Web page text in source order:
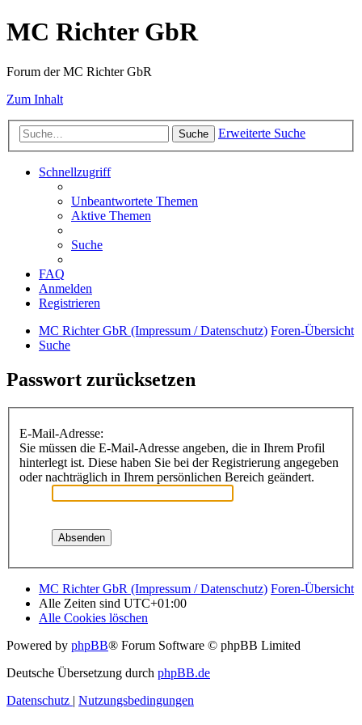
MC Richter GbR
Forum der MC Richter GbR
Zum Inhalt
Suche Erweiterte Suche
Schnellzugriff
Unbeantwortete Themen
Aktive Themen
Suche
FAQ
Anmelden
Registrieren
MC Richter GbR (Impressum / Datenschutz) Foren-Übersicht
Suche
Passwort zurücksetzen
E-Mail-Adresse:
Sie müssen die E-Mail-Adresse angeben, die in Ihrem Profil
hinterlegt ist. Diese haben Sie bei der Registrierung angegeben
oder nachträglich in Ihrem persönlichen Bereich geändert.
MC Richter GbR (Impressum / Datenschutz) Foren-Übersicht
Alle Zeiten sind UTC+01:00
Alle Cookies löschen
Powered by phpBB® Forum Software © phpBB Limited
Deutsche Übersetzung durch phpBB.de
Datenschutz | Nutzungsbedingungen